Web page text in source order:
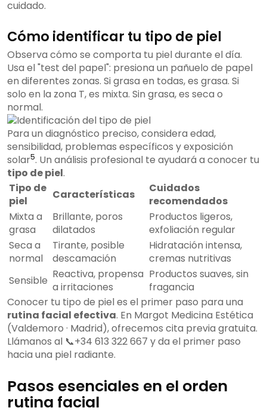
cuidado.
Cómo identificar tu tipo de piel
Observa cómo se comporta tu piel durante el día.
Usa el "test del papel": presiona un pañuelo de papel
en diferentes zonas. Si grasa en todas, es grasa. Si
solo en la zona T, es mixta. Sin grasa, es seca o
normal.
Para un diagnóstico preciso, considera edad,
sensibilidad, problemas específicos y exposición
solar5. Un análisis profesional te ayudará a conocer tu
tipo de piel.
Tipo de
piel
Características
Cuidados
recomendados
Mixta a
grasa
Brillante, poros
dilatados
Productos ligeros,
exfoliación regular
Seca a
normal
Tirante, posible
descamación
Hidratación intensa,
cremas nutritivas
Sensible Reactiva, propensa
a irritaciones
Productos suaves, sin
fragancia
Conocer tu tipo de piel es el primer paso para una
rutina facial efectiva. En Margot Medicina Estética
(Valdemoro · Madrid), ofrecemos cita previa gratuita.
Llámanos al 📞+34 613 322 667 y da el primer paso
hacia una piel radiante.
Pasos esenciales en el orden
rutina facial